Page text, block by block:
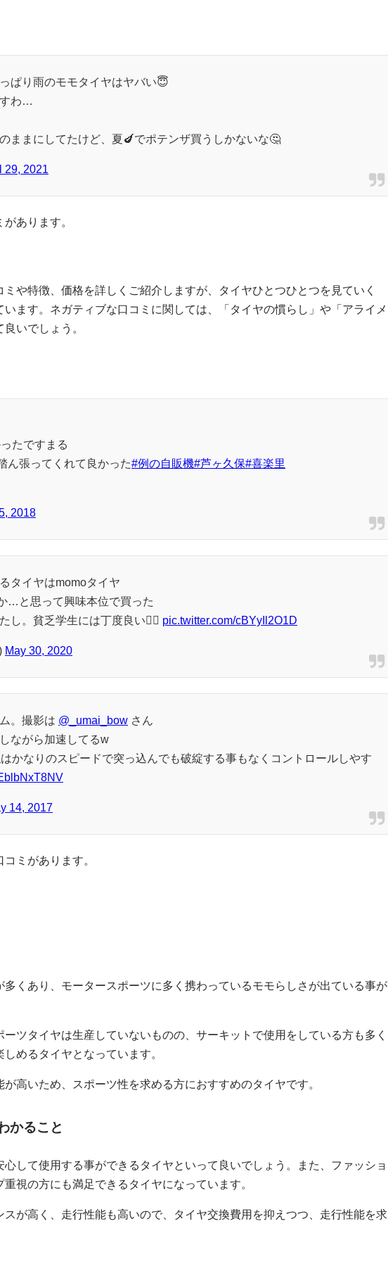
ぱり雨のモモタイヤはヤバい😇
わ…
ままにしてたけど、夏🍆でポテンザ買うしかないな🤔
29, 2021
あります。
や特徴、価格を詳しくご紹介しますが、タイヤひとつひとつを見ていく
います。ネガティブな口コミに関しては、「タイヤの慣らし」や「アライメ
いでしょう。
たですまる
ん張ってくれて良かった#例の自販機#芦ヶ久保#喜楽里
2018
タイヤはmomoタイヤ
…と思って興味本位で買った
し。貧乏学生には丁度良い🙆‍♂️ pic.twitter.com/cBYyIl2O1D
May 30, 2020
。撮影は @_umai_bow さん
ながら加速してるw
かなりのスピードで突っ込んでも破綻する事もなくコントロールしやす
14, 2017
ミがあります。
くあり、モータースポーツに多く携わっているモモらしさが出ている事が
ツタイヤは生産していないものの、サーキットで使用をしている方も多く
めるタイヤとなっています。
高いため、スポーツ性を求める方におすすめのタイヤです。
かること
して使用する事ができるタイヤといって良いでしょう。また、ファッショ
視の方にも満足できるタイヤになっています。
が高く、走行性能も高いので、タイヤ交換費用を抑えつつ、走行性能を求